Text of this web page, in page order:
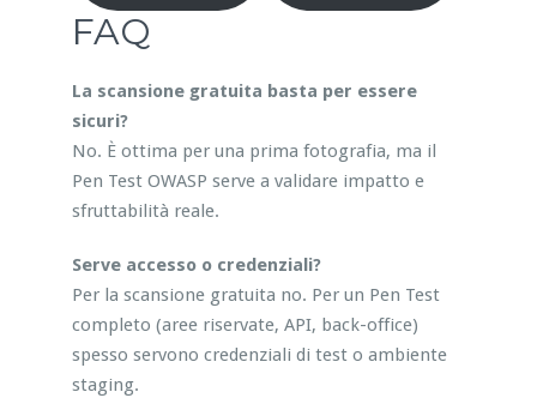
FAQ
La scansione gratuita basta per essere
sicuri?
No. È ottima per una prima fotografia, ma il
Pen Test OWASP serve a validare impatto e
sfruttabilità reale.
Serve accesso o credenziali?
Per la scansione gratuita no. Per un Pen Test
completo (aree riservate, API, back-office)
spesso servono credenziali di test o ambiente
staging.